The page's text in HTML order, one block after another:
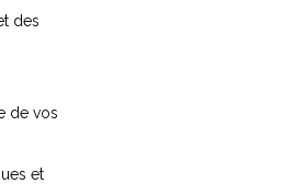
des
de vos
et